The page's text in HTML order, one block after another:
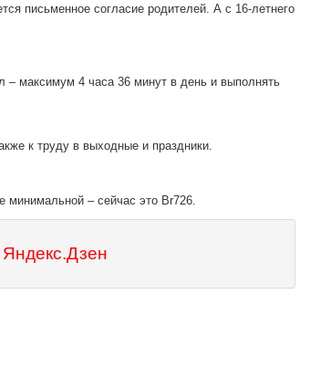
письменное согласие родителей. А с 16-летнего
– максимум 4 часа 36 минут в день и выполнять
к труду в выходные и праздники.
минимальной – сейчас это Br726.
Яндекс.Дзен